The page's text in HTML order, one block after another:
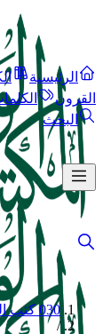
الرئيسية
القرون
البحث
030 كتب الموسوعات العامة
/